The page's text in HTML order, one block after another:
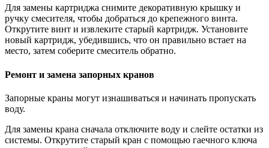
Для замены картриджа снимите декоративную крышку и
ручку смесителя, чтобы добраться до крепежного винта.
Открутите винт и извлеките старый картридж. Установите
новый картридж, убедившись, что он правильно встает на
место, затем соберите смеситель обратно.
Ремонт и замена запорных кранов
Запорные краны могут изнашиваться и начинать пропускать
воду.
Для замены крана сначала отключите воду и слейте остатки из
системы. Открутите старый кран с помощью гаечного ключа